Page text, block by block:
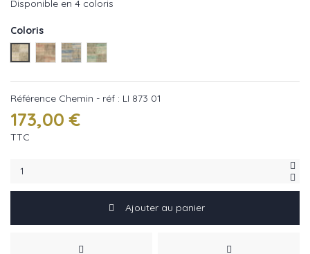
Disponible en 4 coloris
Coloris
Chemin - réf : LI 873 01
Terre - réf : LI 873 30
Brise - réf : LI 873 40
Herbes - réf : LI 873 67
Référence Chemin - réf : LI 873 01
173,00 €
TTC
Ajouter au panier